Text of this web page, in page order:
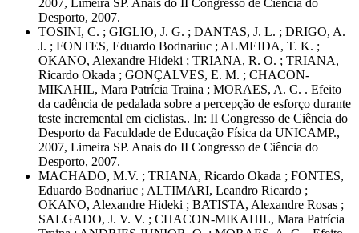
2007, Limeira SP. Anais do II Congresso de Ciência do
Desporto, 2007.
TOSINI, C. ; GIGLIO, J. G. ; DANTAS, J. L. ; DRIGO, A.
J. ; FONTES, Eduardo Bodnariuc ; ALMEIDA, T. K. ;
OKANO, Alexandre Hideki ; TRIANA, R. O. ; TRIANA,
Ricardo Okada ; GONÇALVES, E. M. ; CHACON-
MIKAHIL, Mara Patrícia Traina ; MORAES, A. C. . Efeito
da cadência de pedalada sobre a percepção de esforço durante
teste incremental em ciclistas.. In: II Congresso de Ciência do
Desporto da Faculdade de Educação Física da UNICAMP.,
2007, Limeira SP. Anais do II Congresso de Ciência do
Desporto, 2007.
MACHADO, M.V. ; TRIANA, Ricardo Okada ; FONTES,
Eduardo Bodnariuc ; ALTIMARI, Leandro Ricardo ;
OKANO, Alexandre Hideki ; BATISTA, Alexandre Rosas ;
SALGADO, J. V. V. ; CHACON-MIKAHIL, Mara Patrícia